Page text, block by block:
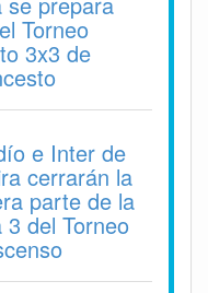
Torneo
3x3 de
e Inter de
cerrarán la
parte de la
3 del Torneo